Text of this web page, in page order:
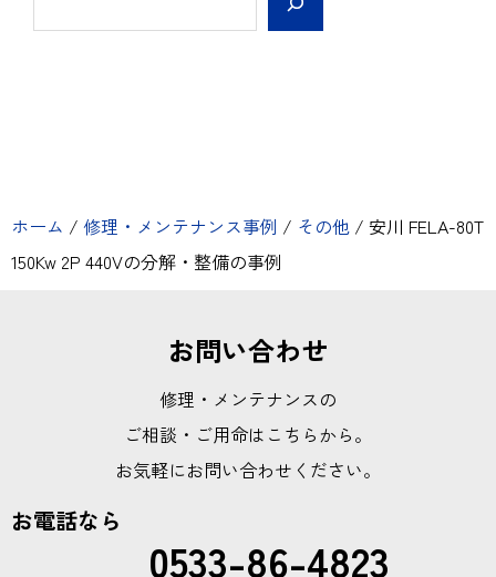
ホーム / 修理・メンテナンス事例 / その他 / 安川 FELA-80T
150Kw 2P 440Vの分解・整備の事例
お問い合わせ
修理・メンテナンスの
ご相談・ご用命はこちらから。
お気軽にお問い合わせください。
お電話なら
0533-86-4823